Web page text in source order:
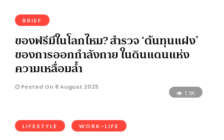
BRIEF
ของฟรีมีในโลกไหม? สำรวจ ‘ต้นทุนแฝง’
ของการออกกำลังกาย ในดินแดนแห่ง
ความเหลื่อมล้ำ
Posted On 8 August 2025
1.1K
LIFESTYLE WORK-LIFE